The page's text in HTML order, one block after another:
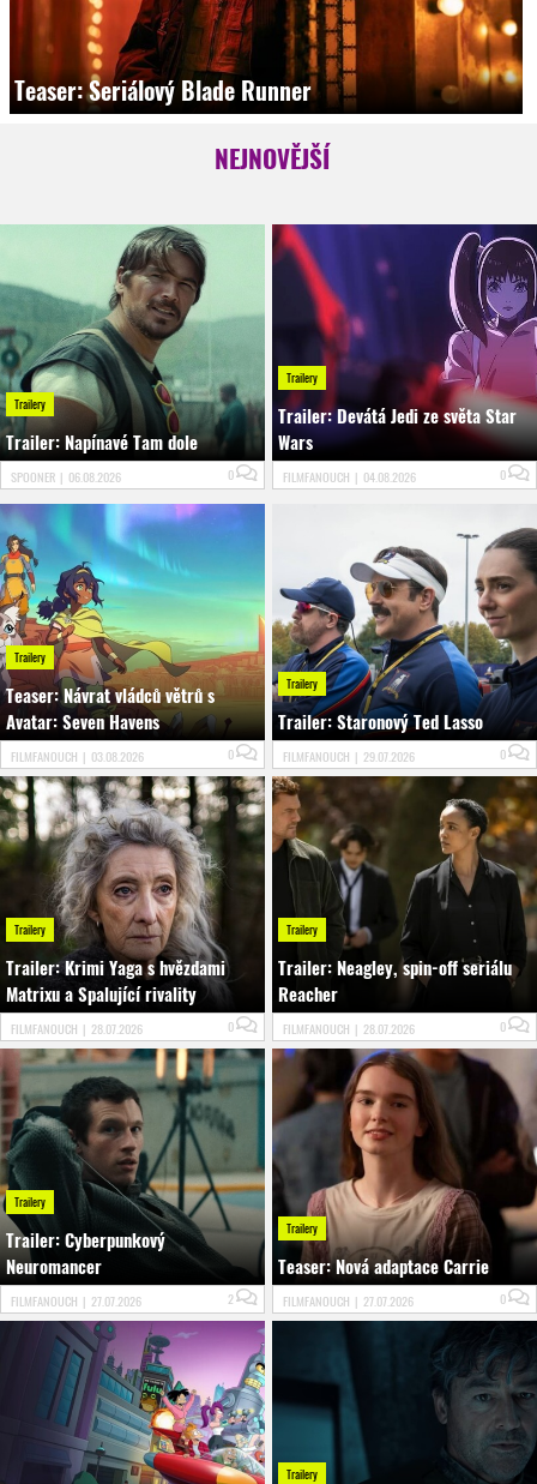
Teaser: Seriálový Blade Runner
NEJNOVĚJŠÍ
Trailery
Trailer: Napínavé Tam dole
SPOONER | 06.08.2026 0
Trailery
Trailer: Devátá Jedi ze světa Star
Wars
FILMFANOUCH | 04.08.2026 0
Trailery
Teaser: Návrat vládců větrů s
Avatar: Seven Havens
FILMFANOUCH | 03.08.2026 0
Trailery
Trailer: Staronový Ted Lasso
FILMFANOUCH | 29.07.2026 0
Trailery
Trailer: Krimi Yaga s hvězdami
Matrixu a Spalující rivality
FILMFANOUCH | 28.07.2026 0
Trailery
Trailer: Neagley, spin-off seriálu
Reacher
FILMFANOUCH | 28.07.2026 0
Trailery
Trailer: Cyberpunkový
Neuromancer
FILMFANOUCH | 27.07.2026 2
Trailery
Teaser: Nová adaptace Carrie
FILMFANOUCH | 27.07.2026 0
Trailery